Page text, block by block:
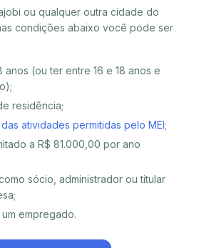
ou qualquer outra cidade do
condições abaixo você pode ser
anos (ou ter entre 16 e 18 anos e
residência;
das atividades permitidas pelo MEI;
a R$ 81.000,00 por ano
sócio, administrador ou titular
empregado.